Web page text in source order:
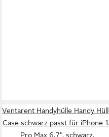
Ventarent Handyhülle Handy
Case schwarz passt für iPhone
Pro Max 6,7", schwarz,